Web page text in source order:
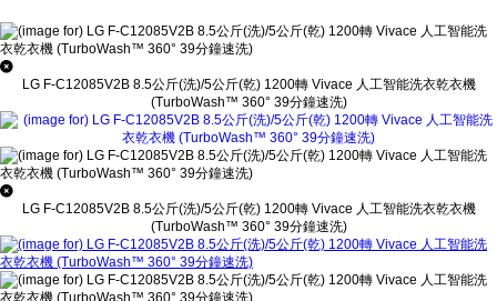
LG F-C12085V2B 8.5公斤(洗)/5公斤(乾) 1200轉 Vivace 人工智能洗衣乾衣機
(TurboWash™ 360° 39分鐘速洗)
LG F-C12085V2B 8.5公斤(洗)/5公斤(乾) 1200轉 Vivace 人工智能洗衣乾衣機
(TurboWash™ 360° 39分鐘速洗)